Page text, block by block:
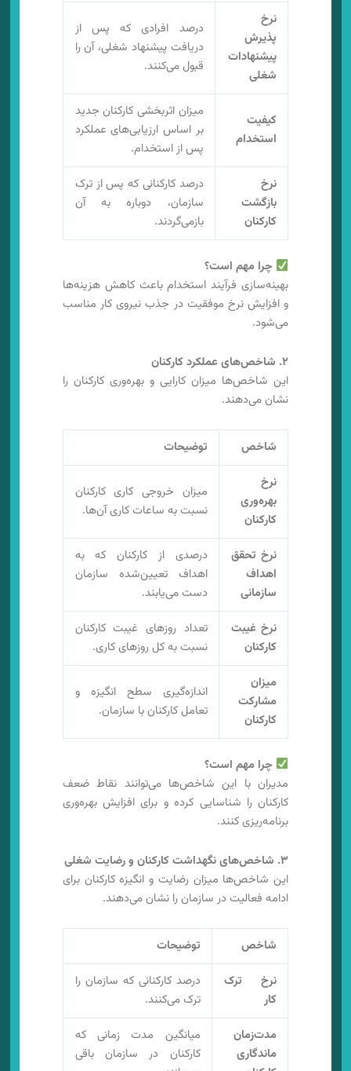
نرخ
پذیرش
پیشنهادات
شغلی
درصد افرادی که پس از
دریافت پیشنهاد شغلی، آن را
قبول می‌کنند.
کیفیت
استخدام
میزان اثربخشی کارکنان جدید
بر اساس ارزیابی‌های عملکرد
پس از استخدام.
نرخ
بازگشت
کارکنان
درصد کارکنانی که پس از ترک
سازمان، دوباره به آن
بازمی‌گردند.
چرا مهم است؟
بهینه‌سازی فرآیند استخدام باعث کاهش هزینه‌ها
و افزایش نرخ موفقیت در جذب نیروی کار مناسب
می‌شود.
۲. شاخص‌های عملکرد کارکنان
این شاخص‌ها میزان کارایی و بهره‌وری کارکنان را
نشان می‌دهند.
شاخص
توضیحات
نرخ
بهره‌وری
کارکنان
میزان خروجی کاری کارکنان
نسبت به ساعات کاری آن‌ها.
نرخ تحقق
اهداف
سازمانی
درصدی از کارکنان که به
اهداف تعیین‌شده سازمان
دست می‌یابند.
نرخ غیبت
کارکنان
تعداد روزهای غیبت کارکنان
نسبت به کل روزهای کاری.
میزان
مشارکت
کارکنان
اندازه‌گیری سطح انگیزه و
تعامل کارکنان با سازمان.
چرا مهم است؟
مدیران با این شاخص‌ها می‌توانند نقاط ضعف
کارکنان را شناسایی کرده و برای افزایش بهره‌وری
برنامه‌ریزی کنند.
۳. شاخص‌های نگهداشت کارکنان و رضایت شغلی
این شاخص‌ها میزان رضایت و انگیزه کارکنان برای
ادامه فعالیت در سازمان را نشان می‌دهند.
شاخص
توضیحات
نرخ ترک
کار
درصد کارکنانی که سازمان را
ترک می‌کنند.
مدت‌زمان
ماندگاری
میانگین مدت زمانی که
کارکنان در سازمان باقی